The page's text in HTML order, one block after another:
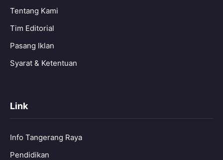
Tentang Kami
Tim Editorial
Pasang Iklan
Syarat & Ketentuan
Link
Info Tangerang Raya
Pendidikan